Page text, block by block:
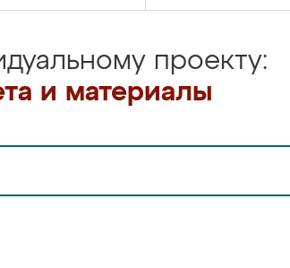
проекту:
и материалы